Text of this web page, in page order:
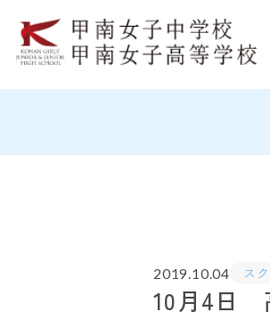
2019.10.04 ス
10月4日